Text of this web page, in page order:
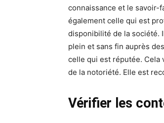
connaissance et le savoir-
également celle qui est
disponibilité de la société.
plein et sans fin auprès
celle qui est réputée. Cela
de la notoriété. Elle est
Vérifier les